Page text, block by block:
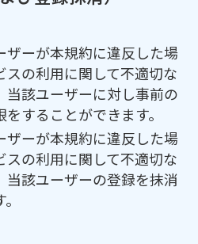
ザーが本規約に違反した場
の利用に関して不適切な
当該ユーザーに対し事前の
することができます。
ザーが本規約に違反した場
の利用に関して不適切な
当該ユーザーの登録を抹消